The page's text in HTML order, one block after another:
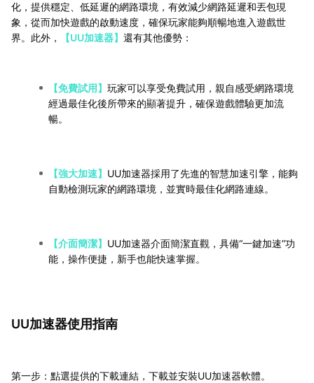
化，提供穩定、低延遲的網路環境，有效減少網路延遲和丟包現
象，從而加快遊戲的啟動速度，確保玩家能夠順暢地進入遊戲世
界。此外，
【UU加速器】 還有其他優勢：
【免費試用】 玩家可以享受免費試用，親自感受網路環境
經過最佳化後所帶來的顯著提升，確保遊戲體驗更加流
暢。
【強大加速】 UU加速器採用了先進的智慧加速引擎，能夠
自動檢測玩家的網路環境，並實時最佳化網路連線。
【介面簡潔】 UU加速器介面簡潔直觀，具備“一鍵加速”功
能，操作便捷，新手也能快速掌握。
UU加速器使用指南
第一步：點選提供的下載連結，下載並安裝UU加速器軟體。